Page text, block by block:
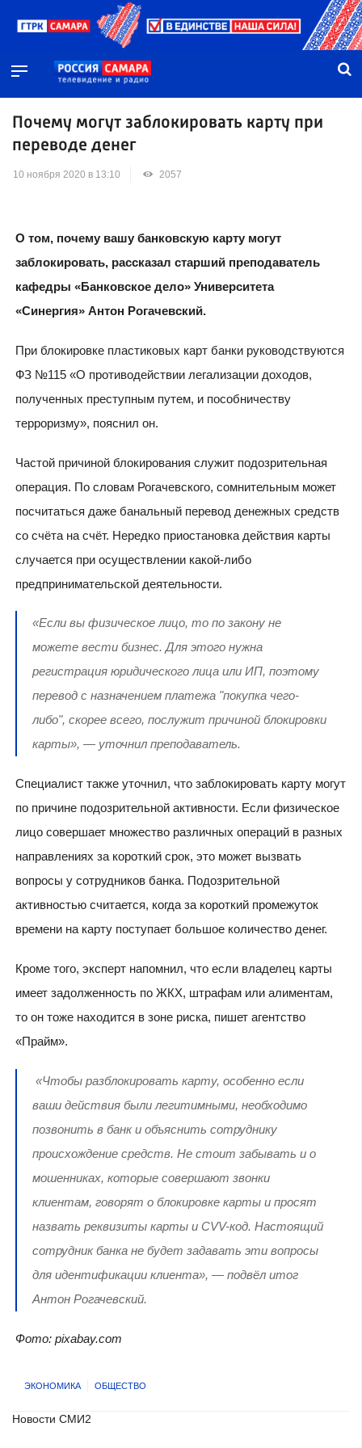
Почему могут заблокировать карту при
переводе денег
10 ноября 2020 в 13:10 2057
О том, почему вашу банковскую карту могут
заблокировать, рассказал старший преподаватель
кафедры «Банковское дело» Университета
«Синергия» Антон Рогачевский.
При блокировке пластиковых карт банки руководствуются
ФЗ №115 «О противодействии легализации доходов,
полученных преступным путем, и пособничеству
терроризму», пояснил он.
Частой причиной блокирования служит подозрительная
операция. По словам Рогачевского, сомнительным может
посчитаться даже банальный перевод денежных средств
со счёта на счёт. Нередко приостановка действия карты
случается при осуществлении какой-либо
предпринимательской деятельности.
«Если вы физическое лицо, то по закону не
можете вести бизнес. Для этого нужна
регистрация юридического лица или ИП, поэтому
перевод с назначением платежа "покупка чего-
либо", скорее всего, послужит причиной блокировки
карты», — уточнил преподаватель.
Специалист также уточнил, что заблокировать карту могут
по причине подозрительной активности. Если физическое
лицо совершает множество различных операций в разных
направлениях за короткий срок, это может вызвать
вопросы у сотрудников банка. Подозрительной
активностью считается, когда за короткий промежуток
времени на карту поступает большое количество денег.
Кроме того, эксперт напомнил, что если владелец карты
имеет задолженность по ЖКХ, штрафам или алиментам,
то он тоже находится в зоне риска, пишет агентство
«Прайм».
«Чтобы разблокировать карту, особенно если
ваши действия были легитимными, необходимо
позвонить в банк и объяснить сотруднику
происхождение средств. Не стоит забывать и о
мошенниках, которые совершают звонки
клиентам, говорят о блокировке карты и просят
назвать реквизиты карты и CVV-код. Настоящий
сотрудник банка не будет задавать эти вопросы
для идентификации клиента», — подвёл итог
Антон Рогачевский.
Фото: pixabay.com
ЭКОНОМИКА ОБЩЕСТВО
Новости СМИ2